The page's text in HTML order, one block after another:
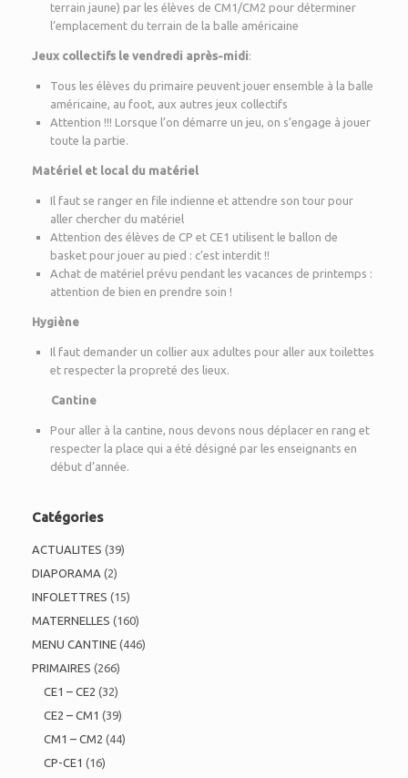
terrain jaune) par les élèves de CM1/CM2 pour déterminer
l’emplacement du terrain de la balle américaine
Jeux collectifs le vendredi après-midi:
Tous les élèves du primaire peuvent jouer ensemble à la balle
américaine, au foot, aux autres jeux collectifs
Attention !!! Lorsque l’on démarre un jeu, on s’engage à jouer
toute la partie.
Matériel et local du matériel
Il faut se ranger en file indienne et attendre son tour pour
aller chercher du matériel
Attention des élèves de CP et CE1 utilisent le ballon de
basket pour jouer au pied : c’est interdit !!
Achat de matériel prévu pendant les vacances de printemps :
attention de bien en prendre soin !
Hygiène
Il faut demander un collier aux adultes pour aller aux toilettes
et respecter la propreté des lieux.
Cantine
Pour aller à la cantine, nous devons nous déplacer en rang et
respecter la place qui a été désigné par les enseignants en
début d’année.
Catégories
ACTUALITES (39)
DIAPORAMA (2)
INFOLETTRES (15)
MATERNELLES (160)
MENU CANTINE (446)
PRIMAIRES (266)
CE1 – CE2 (32)
CE2 – CM1 (39)
CM1 – CM2 (44)
CP-CE1 (16)